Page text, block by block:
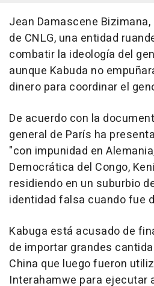
Jean Damascene
de CNLG, una entidad
combatir la ideología del
aunque Kabuda no
dinero para coordinar el
De acuerdo con la
general de París ha
"con impunidad en
Democrática del Congo,
residiendo en un suburbio
identidad falsa cuando fue
Kabuga está acusado de
de importar grandes
China que luego fueron
Interahamwe para ejecutar